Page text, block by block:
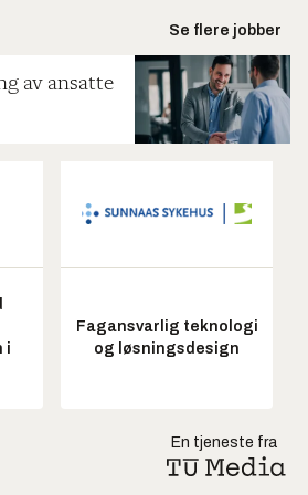
Se flere jobber
av ansatte
i
Fagansvarlig teknologi
og løsningsdesign
En tjeneste fra